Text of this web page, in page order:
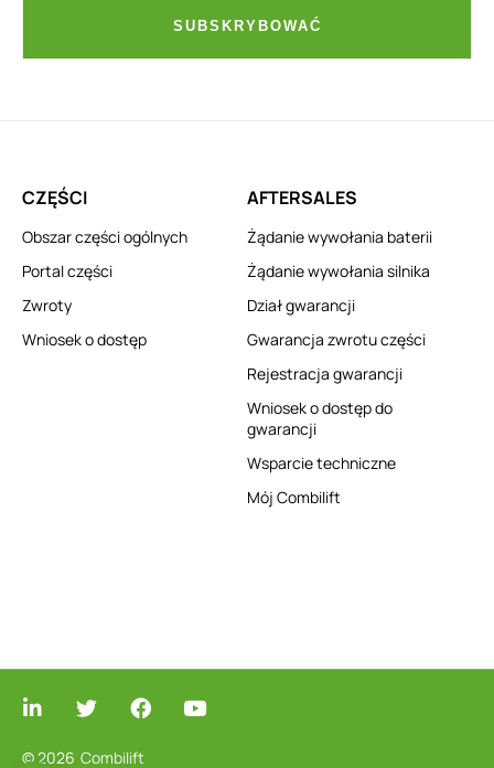
SUBSKRYBOWAĆ
CZĘŚCI
Obszar części ogólnych
Portal części
Zwroty
Wniosek o dostęp
AFTERSALES
Żądanie wywołania baterii
Żądanie wywołania silnika
Dział gwarancji
Gwarancja zwrotu części
Rejestracja gwarancji
Wniosek o dostęp do
gwarancji
Wsparcie techniczne
Mój Combilift
© 2026 Combilift